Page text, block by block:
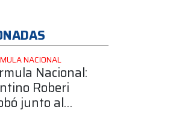
NACIONAL
Nacional:
Roberi
junto al